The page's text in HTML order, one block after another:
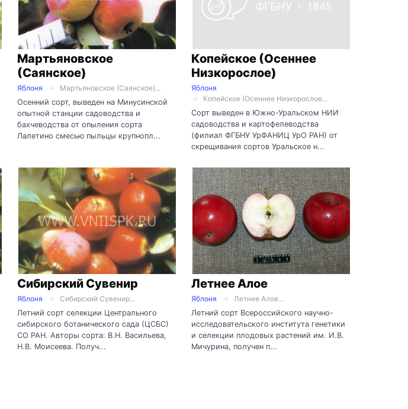
Мартьяновское
(Саянское)
Яблоня
Мартьяновское (Саянское)...
Осенний сорт, выведен на Минусинской
опытной станции садоводства и
бахчеводства от опыления сорта
Лалетино смесью пыльцы крупнопл...
Копейское (Осеннее
Низкорослое)
Яблоня
Копейское (Осеннее Низкорослое...
Сорт выведен в Южно-Уральском НИИ
садоводства и картофелеводства
(филиал ФГБНУ УрФАНИЦ УрО РАН) от
скрещивания сортов Уральское н...
Сибирский Сувенир
Яблоня
Сибирский Сувенир...
Летний сорт селекции Центрального
сибирского ботанического сада (ЦСБС)
СО РАН. Авторы сорта: В.Н. Васильева,
Н.В. Моисеева. Получ...
Летнее Алое
Яблоня
Летнее Алое...
Летний сорт Всероссийского научно-
исследовательского института генетики
и селекции плодовых растений им. И.В.
Мичурина, получен п...